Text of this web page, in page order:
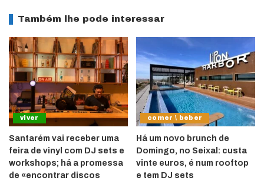
Também lhe pode interessar
viver
Santarém vai receber uma
feira de vinyl com DJ sets e
workshops; há a promessa
de «encontrar discos
comer \ beber
Há um novo brunch de
Domingo, no Seixal: custa
vinte euros, é num rooftop
e tem DJ sets